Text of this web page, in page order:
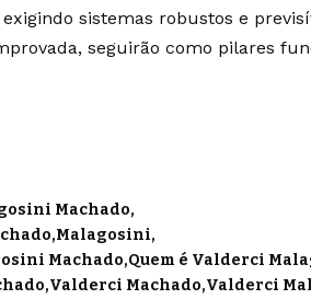
sistemas robustos e
seguirão como pilares
Machado
Malagosini
Machado Quem é Valderci
Valderci Machado Valderci